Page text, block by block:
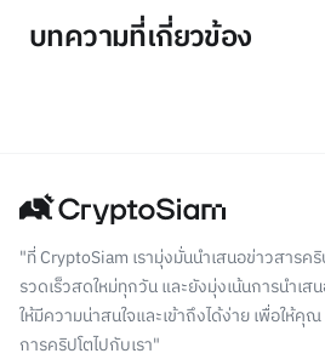
บทความที่เกี่ยวข้อง
"ที่ CryptoSiam เรามุ่งมั่นนำเสนอข่าวสารค
รวดเร็วสดใหม่ทุกวัน และยังมุ่งเน้นการนำเส
ให้มีความน่าสนใจและเข้าถึงได้ง่าย เพื่อให้คุ
การคริปโตไปกับเรา"